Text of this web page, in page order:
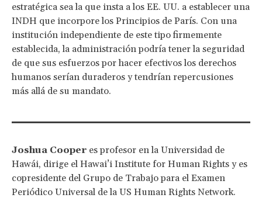
estratégica sea la que insta a los EE. UU. a establecer una
INDH que incorpore los Principios de París. Con una
institución independiente de este tipo firmemente
establecida, la administración podría tener la seguridad
de que sus esfuerzos por hacer efectivos los derechos
humanos serían duraderos y tendrían repercusiones
más allá de su mandato.
Joshua Cooper es profesor en la Universidad de
Hawái, dirige el Hawai’i Institute for Human Rights y es
copresidente del Grupo de Trabajo para el Examen
Periódico Universal de la US Human Rights Network.